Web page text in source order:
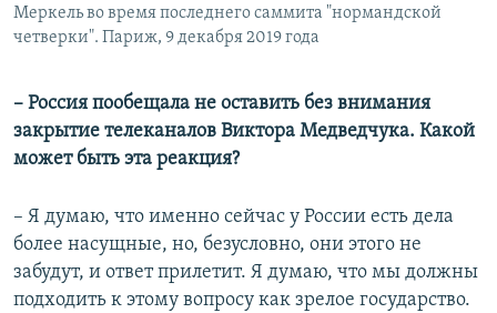
Меркель во время последнего саммита "нормандской
четверки". Париж, 9 декабря 2019 года
– Россия пообещала не оставить без внимания
закрытие телеканалов Виктора Медведчука. Какой
может быть эта реакция?
– Я думаю, что именно сейчас у России есть дела
более насущные, но, безусловно, они этого не
забудут, и ответ прилетит. Я думаю, что мы должны
подходить к этому вопросу как зрелое государство.